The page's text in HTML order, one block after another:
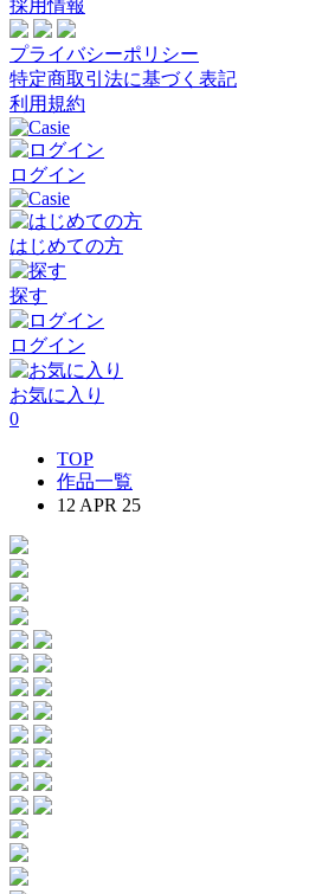
採用情報
プライバシーポリシー
特定商取引法に基づく表記
利用規約
ログイン
はじめての方
探す
ログイン
お気に入り
0
TOP
作品一覧
12 APR 25